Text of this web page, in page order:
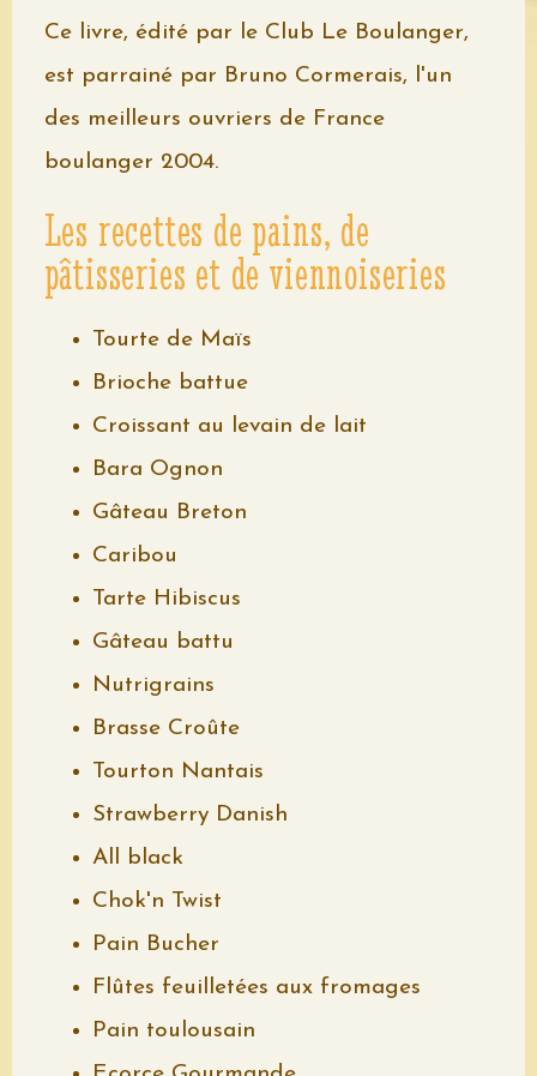
Ce livre, édité par le Club Le Boulanger,
est parrainé par Bruno Cormerais, l'un
des meilleurs ouvriers de France
boulanger 2004.
Les recettes de pains, de
pâtisseries et de viennoiseries
Tourte de Maïs
Brioche battue
Croissant au levain de lait
Bara Ognon
Gâteau Breton
Caribou
Tarte Hibiscus
Gâteau battu
Nutrigrains
Brasse Croûte
Tourton Nantais
Strawberry Danish
All black
Chok'n Twist
Pain Bucher
Flûtes feuilletées aux fromages
Pain toulousain